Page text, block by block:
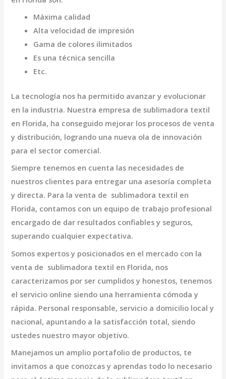
Máxima calidad
Alta velocidad de impresión
Gama de colores ilimitados
Es una técnica sencilla
Etc.
La tecnología nos ha permitido avanzar y evolucionar
en la industria. Nuestra empresa de sublimadora textil
en Florida, ha conseguido mejorar los procesos de venta
y distribución, logrando una nueva ola de innovación
para el sector comercial.
Siempre tenemos en cuenta las necesidades de
nuestros clientes para entregar una asesoría completa
y directa. Para la venta de sublimadora textil en
Florida, contamos con un equipo de trabajo profesional
encargado de dar resultados confiables y seguros,
superando cualquier expectativa.
Somos expertos y posicionados en el mercado con la
venta de sublimadora textil en Florida, nos
caracterizamos por ser cumplidos y honestos, tenemos
el servicio online siendo una herramienta cómoda y
rápida. Personal responsable, servicio a domicilio local y
nacional, apuntando a la satisfacción total, siendo
ustedes nuestro mayor objetivo.
Manejamos un amplio portafolio de productos, te
invitamos a que conozcas y aprendas todo lo necesario